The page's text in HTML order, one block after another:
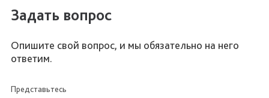
Задать вопрос
Опишите свой вопрос, и мы обязательно на него
ответим.
Представьтесь